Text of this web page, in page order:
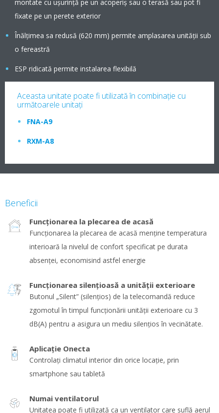
montate cu uşurinţă pe un acoperiş sau o terasă sau pot fi
fixate pe un perete exterior
Înălţimea sa redusă (620 mm) permite amplasarea unităţii sub
o fereastră
ESP ridicată permite instalarea flexibilă
Aceasta unitate poate fi utilizată în combinaţie cu
următoarele unitaţi
FNA-A9
RXM-A8
Beneficii
Funcţionarea la plecarea de acasă
Funcţionarea la plecarea de acasă menține temperatura
interioară la nivelul de confort specificat pe durata
absenţei, economisind astfel energie
Funcţionarea silenţioasă a unităţii exterioare
Butonul „Silent” (silenţios) de la telecomandă reduce
zgomotul în timpul funcţionării unităţii exterioare cu 3
dB(A) pentru a asigura un mediu silenţios în vecinătate.
Aplicație Onecta
Controlați climatul interior din orice locație, prin
smartphone sau tabletă
Numai ventilatorul
Unitatea poate fi utilizată ca un ventilator care suflă aerul